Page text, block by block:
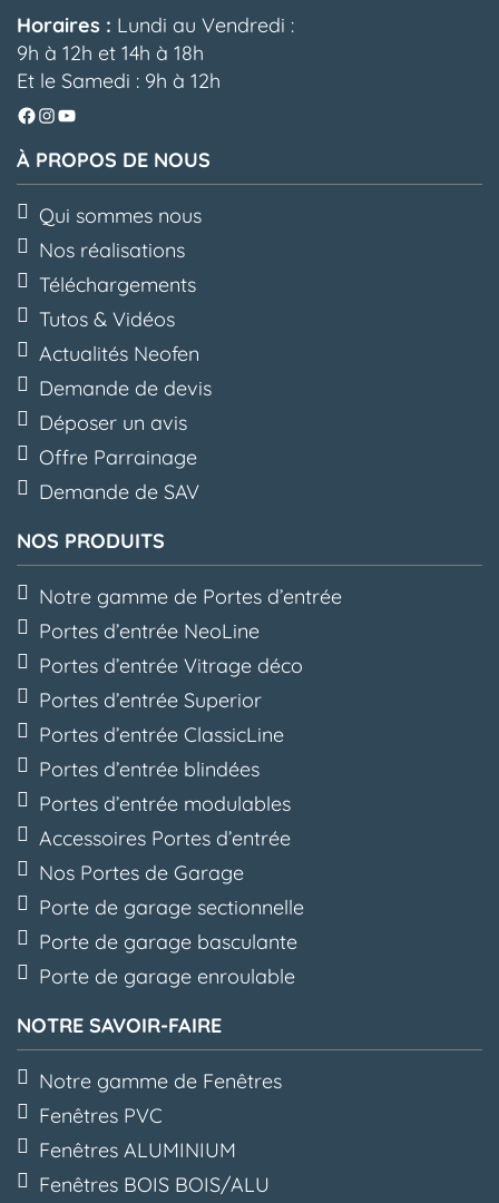
Horaires : Lundi au Vendredi :
9h à 12h et 14h à 18h
Et le Samedi : 9h à 12h
Facebook
Instagram
YouTube
À PROPOS DE NOUS
Qui sommes nous
Nos réalisations
Téléchargements
Tutos & Vidéos
Actualités Neofen
Demande de devis
Déposer un avis
Offre Parrainage
Demande de SAV
NOS PRODUITS
Notre gamme de Portes d’entrée
Portes d’entrée NeoLine
Portes d’entrée Vitrage déco
Portes d’entrée Superior
Portes d’entrée ClassicLine
Portes d’entrée blindées
Portes d’entrée modulables
Accessoires Portes d’entrée
Nos Portes de Garage
Porte de garage sectionnelle
Porte de garage basculante
Porte de garage enroulable
NOTRE SAVOIR-FAIRE
Notre gamme de Fenêtres
Fenêtres PVC
Fenêtres ALUMINIUM
Fenêtres BOIS BOIS/ALU